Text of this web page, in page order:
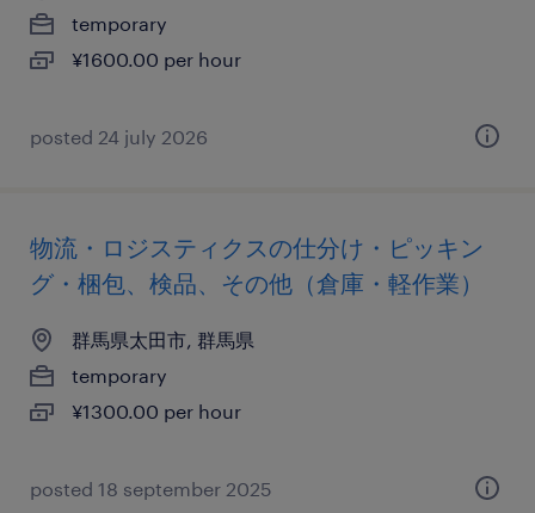
temporary
¥1600.00 per hour
posted 24 july 2026
物流・ロジスティクスの仕分け・ピッキン
グ・梱包、検品、その他（倉庫・軽作業）
群馬県太田市, 群馬県
temporary
¥1300.00 per hour
posted 18 september 2025